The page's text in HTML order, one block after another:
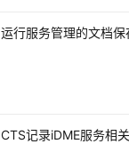
运行服务管理的文档保
CTS记录iDME服务相